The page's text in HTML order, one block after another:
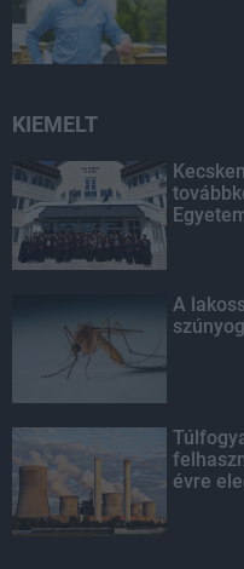
KIEMELT
A
évre